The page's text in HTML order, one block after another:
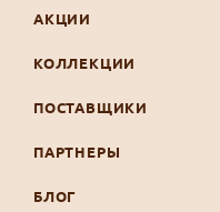
АКЦИИ
КОЛЛЕКЦИИ
ПОСТАВЩИКИ
ПАРТНЕРЫ
БЛОГ